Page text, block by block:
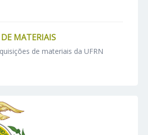
MATERIAIS
de materiais da UFRN